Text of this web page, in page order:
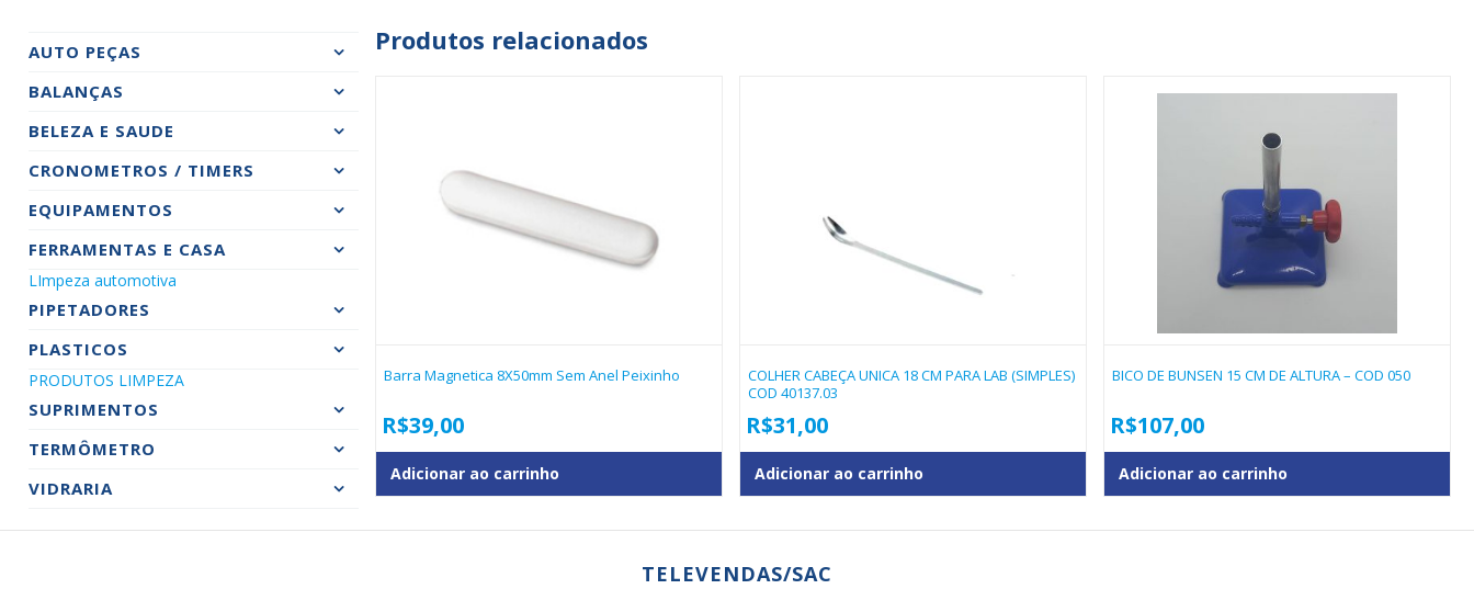
AUTO PEÇAS
BALANÇAS
BELEZA E SAUDE
CRONOMETROS / TIMERS
EQUIPAMENTOS
FERRAMENTAS E CASA
LImpeza automotiva
PIPETADORES
PLASTICOS
PRODUTOS LIMPEZA
SUPRIMENTOS
TERMÔMETRO
VIDRARIA
Produtos relacionados
Barra Magnetica 8X50mm Sem Anel Peixinho
R$39,00
Adicionar ao carrinho
COLHER CABEÇA UNICA 18 CM PARA LAB (SIMPLES)
COD 40137.03
R$31,00
Adicionar ao carrinho
BICO DE BUNSEN 15 CM DE ALTURA – COD 050
R$107,00
Adicionar ao carrinho
TELEVENDAS/SAC